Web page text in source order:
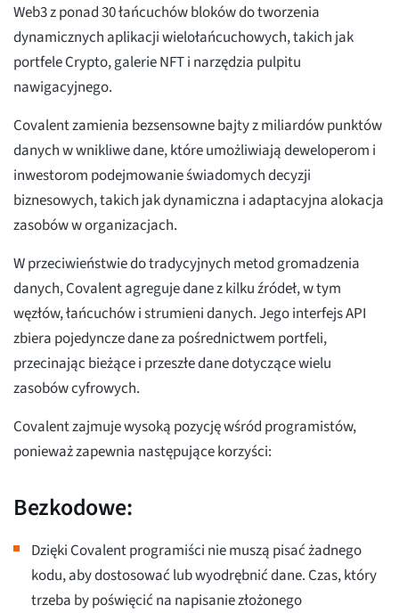
Web3 z ponad 30 łańcuchów bloków do tworzenia
dynamicznych aplikacji wielołańcuchowych, takich jak
portfele Crypto, galerie NFT i narzędzia pulpitu
nawigacyjnego.
Covalent zamienia bezsensowne bajty z miliardów punktów
danych w wnikliwe dane, które umożliwiają deweloperom i
inwestorom podejmowanie świadomych decyzji
biznesowych, takich jak dynamiczna i adaptacyjna alokacja
zasobów w organizacjach.
W przeciwieństwie do tradycyjnych metod gromadzenia
danych, Covalent agreguje dane z kilku źródeł, w tym
węzłów, łańcuchów i strumieni danych. Jego interfejs API
zbiera pojedyncze dane za pośrednictwem portfeli,
przecinając bieżące i przeszłe dane dotyczące wielu
zasobów cyfrowych.
Covalent zajmuje wysoką pozycję wśród programistów,
ponieważ zapewnia następujące korzyści:
Bezkodowe:
Dzięki Covalent programiści nie muszą pisać żadnego
kodu, aby dostosować lub wyodrębnić dane. Czas, który
trzeba by poświęcić na napisanie złożonego